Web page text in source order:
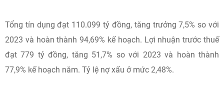
Tổng tín dụng đạt 110.099 tỷ đồng, tăng trưởng 7,5% so với
2023 và hoàn thành 94,69% kế hoạch. Lợi nhuận trước thuế
đạt 779 tỷ đồng, tăng 51,7% so với 2023 và hoàn thành
77,9% kế hoạch năm. Tỷ lệ nợ xấu ở mức 2,48%.